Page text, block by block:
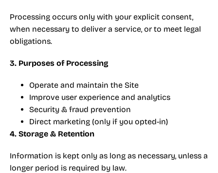
Processing occurs only with your explicit consent,
when necessary to deliver a service, or to meet legal
obligations.
3. Purposes of Processing
Operate and maintain the Site
Improve user experience and analytics
Security & fraud prevention
Direct marketing (only if you opted-in)
4. Storage & Retention
Information is kept only as long as necessary, unless a
longer period is required by law.